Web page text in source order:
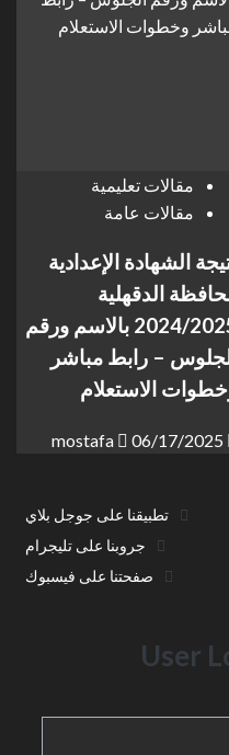
مقالات تعليمية
مقالات عامة
الشهادة الإعدادية
الدقهلية
2024/2025 بالاسم ورقم
– رابط مباشر
الاستعلام
mostafa 06/17/2025
تطبيقنا على جوجل بلاي
جروبنا على تليجرام
صفحتنا على فيسبوك
User